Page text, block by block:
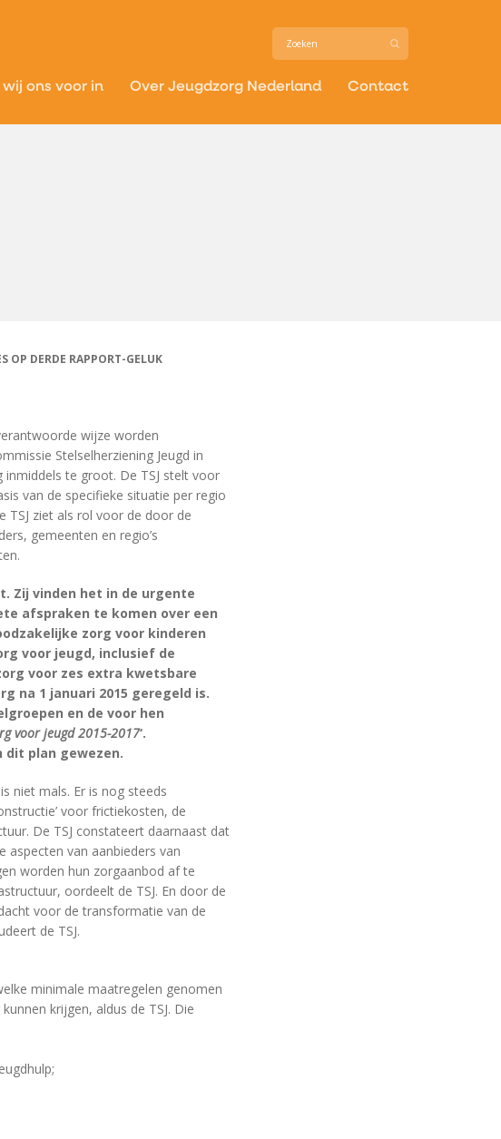
ons voor in Over Jeugdzorg Nederland Contact
OP DERDE RAPPORT-GELUK
wijze worden
Stelselherziening Jeugd in
te groot. De TSJ stelt voor
van de specifieke situatie per regio
ziet als rol voor de door de
gemeenten en regio’s
Zij vinden het in de urgente
afspraken te komen over een
zorg voor kinderen
voor jeugd, inclusief de
voor zes extra kwetsbare
na 1 januari 2015 geregeld is.
en de voor hen
voor jeugd 2015-2017‘.
dit plan gewezen.
niet mals. Er is nog steeds
voor frictiekosten, de
De TSJ constateert daarnaast dat
aspecten van aanbieders van
worden hun zorgaanbod af te
oordeelt de TSJ. En door de
voor de transformatie van de
de TSJ.
minimale maatregelen genomen
krijgen, aldus de TSJ. Die